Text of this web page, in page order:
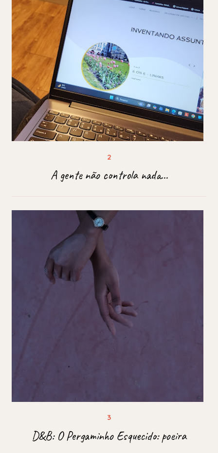
A gente não controla nada...
D&B: O Pergaminho Esquecido: poeira